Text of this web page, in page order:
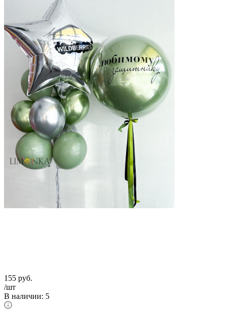
155 руб.
/шт
В наличии: 5